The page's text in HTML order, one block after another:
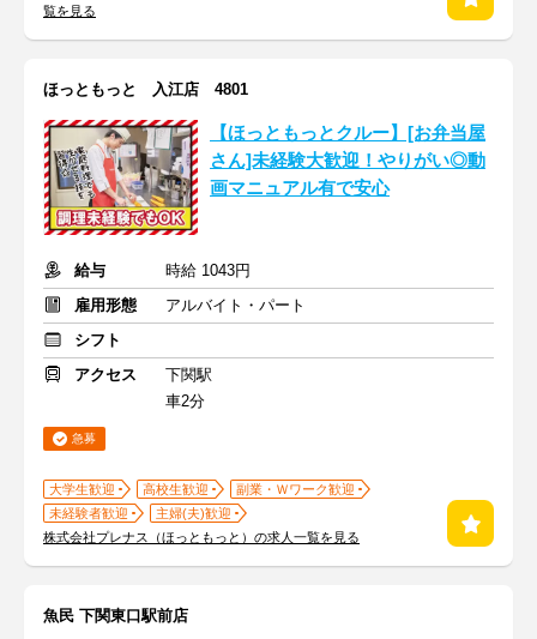
覧を見る
ほっともっと 入江店 4801
【ほっともっとクルー】[お弁当屋
さん]未経験大歓迎！やりがい◎動
画マニュアル有で安心
給与
時給 1043円
雇用形態
アルバイト・パート
シフト
アクセス
下関駅
車2分
急募
大学生歓迎 高校生歓迎
副業・Ｗワーク歓迎
未経験者歓迎
主婦(夫)歓迎
株式会社プレナス（ほっともっと）の求人一覧を見る
魚民 下関東口駅前店